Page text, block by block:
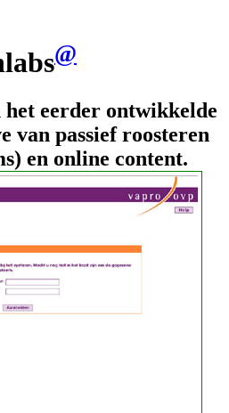
@
het eerder ontwikkelde
van passief roosteren
en online content.